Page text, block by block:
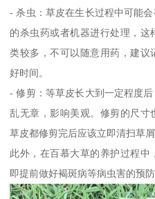
- 杀虫：草皮在生长过程中可能
的杀虫药或者机器进行处理，
类较多，不可以随意用药，建议
好时间。
- 修剪：等草皮长大到一定程度
乱无章，影响美观。修剪的尺寸
草皮都修剪完后应该立即清扫草
此外，在百慕大草的养护过程中
即提前做好褐斑病等病虫害的预